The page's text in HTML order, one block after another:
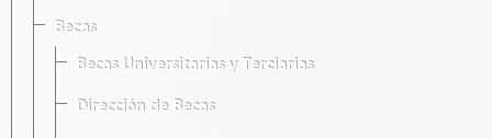
Becas
Becas Universitarias y Terciarias
Dirección de Becas